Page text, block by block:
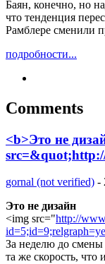
Баян, конечно, но
что тенденция
Рамблере сменили
подробности...
Comments
<b>Это не
gornal (not verified) -
Это не дизайн
<img src="http://
За неделю до
та же скорость, что